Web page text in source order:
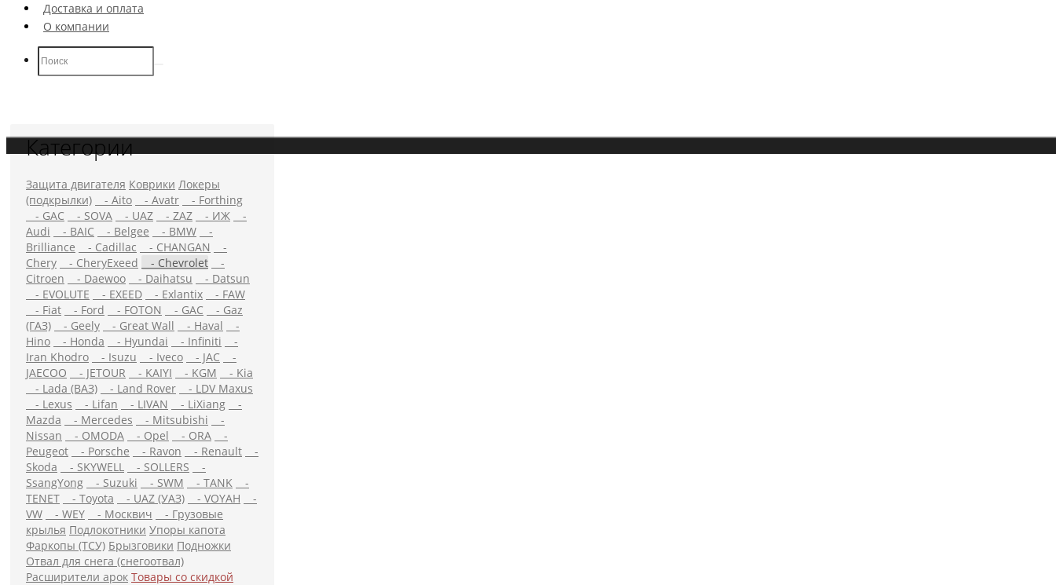
Доставка и оплата
О компании
Категории
Защита двигателя Коврики Локеры
(подкрылки)
- Aito - Avatr
- Forthing
- GAC
- SOVA - UAZ - ZAZ - ИЖ
-
Audi
- BAIC - Belgee - BMW
-
Brilliance
- Cadillac - CHANGAN
-
Chery
- CheryExeed - Chevrolet
-
Citroen
- Daewoo - Daihatsu
- Datsun
- EVOLUTE
- EXEED - Exlantix
- FAW
- Fiat
- Ford - FOTON - GAC
- Gaz
(ГАЗ)
- Geely - Great Wall - Haval
-
Hino
- Honda - Hyundai - Infiniti
-
Iran Khodro
- Isuzu - Iveco - JAC
-
JAECOO
- JETOUR - KAIYI - KGM
- Kia
- Lada (ВАЗ)
- Land Rover
- LDV Maxus
- Lexus
- Lifan - LIVAN - LiXiang
-
Mazda
- Mercedes - Mitsubishi
-
Nissan
- OMODA - Opel - ORA
-
Peugeot
- Porsche - Ravon - Renault
-
Skoda
- SKYWELL - SOLLERS
-
SsangYong
- Suzuki - SWM - TANK
-
TENET
- Toyota - UAZ (УАЗ) - VOYAH
-
VW
- WEY - Москвич
- Грузовые
крылья Подлокотники Упоры капота
Фаркопы (ТСУ) Брызговики Подножки
Отвал для снега (снегоотвал)
Расширители арок Товары со скидкой